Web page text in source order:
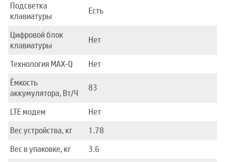
Подсветка
клавиатуры
Есть
Цифровой блок
клавиатуры
Нет
Технология MAX-Q
Нет
Ёмкость
аккумулятора, Вт/Ч
83
LTE модем
Нет
Вес устройства, кг
1.78
Вес в упаковке, кг
3.6